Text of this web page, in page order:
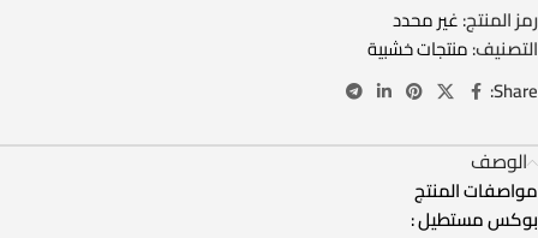
رمز المنتج:غير محدد
التصنيف:منتجات خشبية
Share:
الوصف
مواصفات المنتج
بوكس مستطيل :